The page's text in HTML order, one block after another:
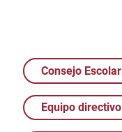
Consejo Escolar
Equipo directivo